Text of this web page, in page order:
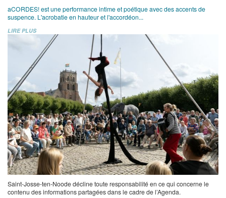
aCORDES! est une performance intime et poétique avec des accents de
suspence. L'acrobatie en hauteur et l'accordéon...
LIRE PLUS
Saint-Josse-ten-Noode décline toute responsabilité en ce qui concerne le
contenu des informations partagées dans le cadre de l’Agenda.